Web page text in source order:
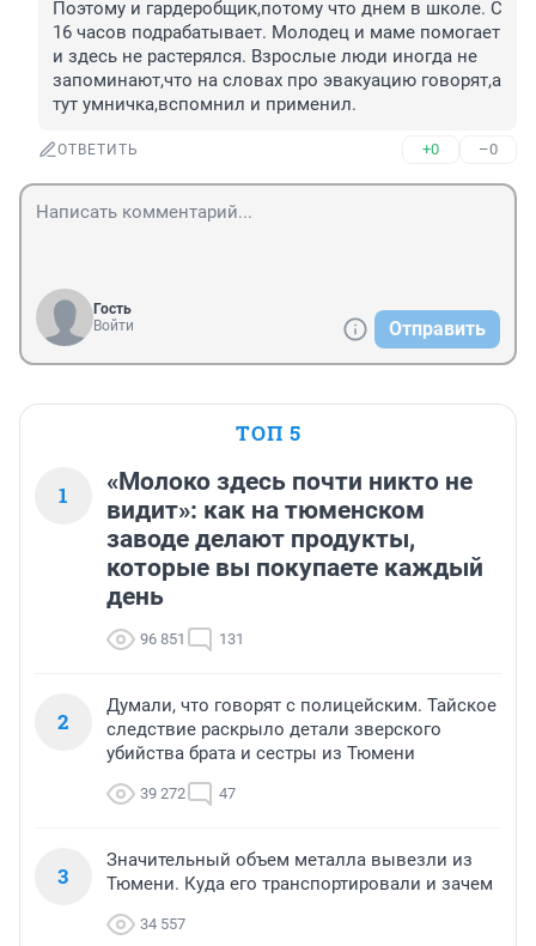
Поэтому и гардеробщик,потому что днем в школе. С
16 часов подрабатывает. Молодец и маме помогает
и здесь не растерялся. Взрослые люди иногда не
запоминают,что на словах про эвакуацию говорят,а
тут умничка,вспомнил и применил.
ОТВЕТИТЬ +0 –0
Гость
Войти
Отправить
ТОП 5
1
«Молоко здесь почти никто не
видит»: как на тюменском
заводе делают продукты,
которые вы покупаете каждый
день
96 851 131
2
Думали, что говорят с полицейским. Тайское
следствие раскрыло детали зверского
убийства брата и сестры из Тюмени
39 272 47
3
Значительный объем металла вывезли из
Тюмени. Куда его транспортировали и зачем
34 557